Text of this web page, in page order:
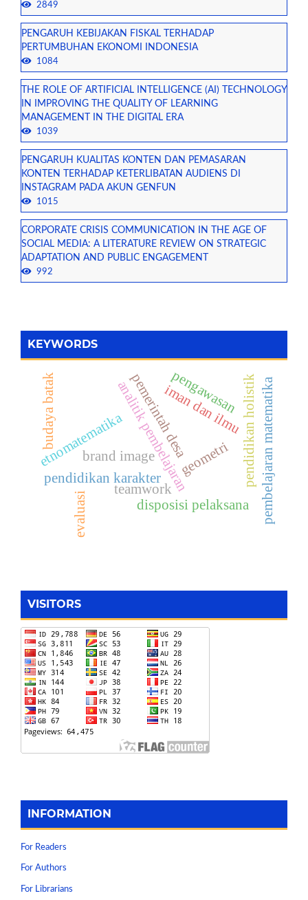
2849
PENGARUH KEBIJAKAN FISKAL TERHADAP
PERTUMBUHAN EKONOMI INDONESIA
1084
THE ROLE OF ARTIFICIAL INTELLIGENCE (AI) TECHNOLOGY
IN IMPROVING THE QUALITY OF LEARNING
MANAGEMENT IN THE DIGITAL ERA
1039
PENGARUH KUALITAS KONTEN DAN PEMASARAN
KONTEN TERHADAP KETERLIBATAN AUDIENS DI
INSTAGRAM PADA AKUN GENFUN
1015
CORPORATE CRISIS COMMUNICATION IN THE AGE OF
SOCIAL MEDIA: A LITERATURE REVIEW ON STRATEGIC
ADAPTATION AND PUBLIC ENGAGEMENT
992
KEYWORDS
iman dan ilmu
brand image
analitik pembelajaran
pendidikan karakter pendidikan holistik
etnomatematika
budaya batak pembelajaran matematika
geometri
pemerintah desapengawasan
teamwork
evaluasi disposisi pelaksana
VISITORS
INFORMATION
For Readers
For Authors
For Librarians